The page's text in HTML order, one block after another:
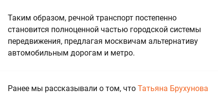
Таким образом, речной транспорт постепенно
становится полноценной частью городской системы
передвижения, предлагая москвичам альтернативу
автомобильным дорогам и метро.
Ранее мы рассказывали о том, что Татьяна Брухунова